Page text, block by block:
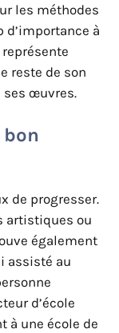
les méthodes
d’importance à
reste de son
ses œuvres.
bon
de progresser.
artistiques ou
également
assisté au
d’école
à une école de